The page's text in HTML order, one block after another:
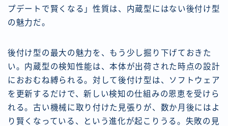
プデートで賢くなる」性質は、内蔵型にはない後付け型
の魅力だ。
後付け型の最大の魅力を、もう少し掘り下げておきた
い。内蔵型の検知性能は、本体が出荷された時点の設計
におおむね縛られる。対して後付け型は、ソフトウェア
を更新するだけで、新しい検知の仕組みの恩恵を受けら
れる。古い機械に取り付けた見張りが、数か月後にはよ
り賢くなっている、という進化が起こりうる。失敗の見